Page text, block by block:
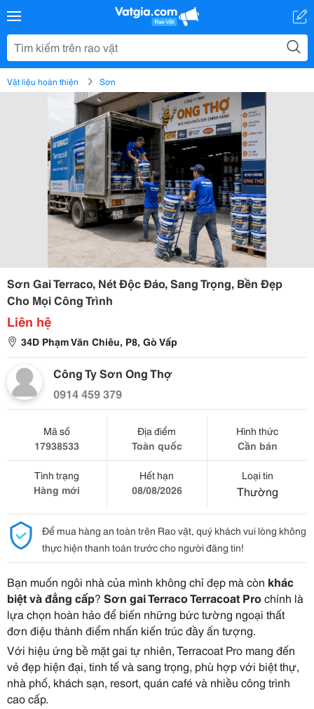
Vật liệu hoàn thiện Sơn
Sơn Gai Terraco, Nét Độc Đáo, Sang Trọng, Bền Đẹp
Cho Mọi Công Trình
Liên hệ
34D Phạm Văn Chiêu, P8, Gò Vấp
Công Ty Sơn Ong Thợ
0914 459 379
Mã số
17938533
Địa điểm
Toàn quốc
Hình thức
Cần bán
Tình trạng
Hàng mới
Hết hạn
08/08/2026
Loại tin
Thường
Để mua hàng an toàn trên Rao vặt, quý khách vui lòng không
thực hiện thanh toán trước cho người đăng tin!
Bạn muốn ngôi nhà của mình không chỉ đẹp mà còn khác
biệt và đẳng cấp? Sơn gai Terraco Terracoat Prochính là
lựa chọn hoàn hảo để biến những bức tường ngoại thất
đơn điệu thành điểm nhấn kiến trúc đầy ấn tượng.
Với hiệu ứng bề mặt gai tự nhiên, Terracoat Pro mang đến
vẻ đẹp hiện đại, tinh tế và sang trọng, phù hợp với biệt thự,
nhà phố, khách sạn, resort, quán café và nhiều công trình
cao cấp.